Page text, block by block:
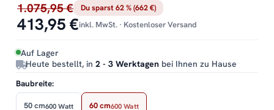
1.075,95 € Du sparst 62 % (662 €)
413,95 €inkl. MwSt. · Kostenloser Versand
Auf Lager
Heute bestellt, in 2 - 3 Werktagen bei Ihnen zu Hause
Baubreite:
50 cm600 Watt 60 cm600 Watt